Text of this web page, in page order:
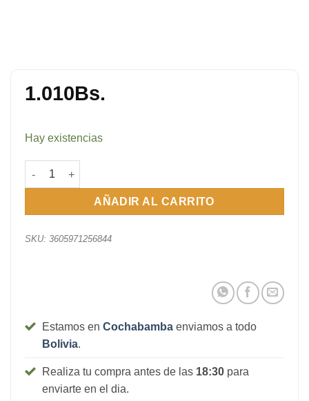
1.010Bs.
Hay existencias
Set Polo Verde 59 ml + Travel 30 ml cantidad
AÑADIR AL CARRITO
SKU: 3605971256844
Estamos en Cochabamba enviamos a todo
Bolivia.
Realiza tu compra antes de las 18:30para
enviarte en el dia.